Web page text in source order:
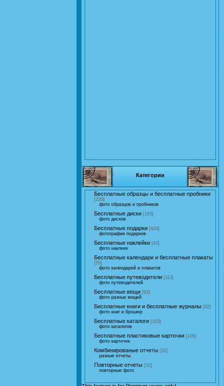
Категории
Бесплатные образцы и бесплатные пробники
[220]
фото образцов и пробников
Бесплатные диски [163]
фото дисков
Бесплатные подарки [424]
фотографии подарков
Бесплатные наклейки [42]
фото наклеек
Бесплатные календари и бесплатные плакаты
[55]
фото календарей и плакатов
Бесплатные путеводители [113]
фото путеводителей
Бесплатные вещи [93]
фото разных вещей
Бесплатные книги и бесплатные журналы [92]
фото книг и брошюр
Бесплатные каталоги [103]
фото каталогов
Бесплатные пластиковые карточки [106]
фото карточек
Комбинированые отчеты [32]
разные отчеты
Повторные отчеты [52]
повторные фото